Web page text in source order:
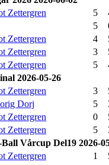
Zettergren 5
5
Zettergren 4
Zettergren 3
Zettergren 5
2026-05-26
Zettergren 3
Dorj 5
Zettergren 0
Zettergren 5
Vårcup Del19 2026-
Zettergren 1